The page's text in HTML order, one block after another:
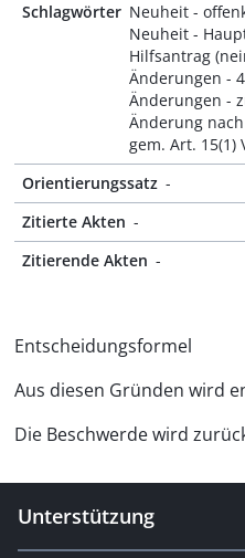
Schlagwörter Neuheit -
Neuheit -
Hilfsantrag
Änderungen -
Änderungen -
Änderung
gem. Art. 15(1)
Orientierungssatz -
Zitierte Akten -
Zitierende Akten -
Entscheidungsformel
Aus diesen Gründen wird
Die Beschwerde wird
Unterstützung